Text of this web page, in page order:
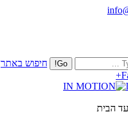
חיפוש באתר
עד הבית